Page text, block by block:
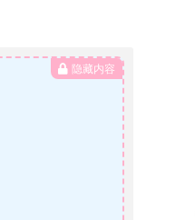
隐藏内容